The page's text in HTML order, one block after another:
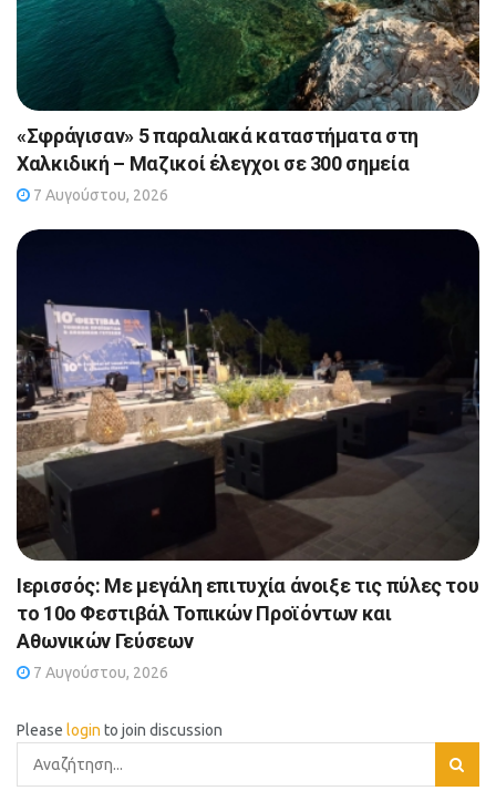
«Σφράγισαν» 5 παραλιακά καταστήματα στη
Χαλκιδική – Μαζικοί έλεγχοι σε 300 σημεία
7 Αυγούστου, 2026
Ιερισσός: Με μεγάλη επιτυχία άνοιξε τις πύλες του
το 10ο Φεστιβάλ Τοπικών Προϊόντων και
Αθωνικών Γεύσεων
7 Αυγούστου, 2026
Please login to join discussion